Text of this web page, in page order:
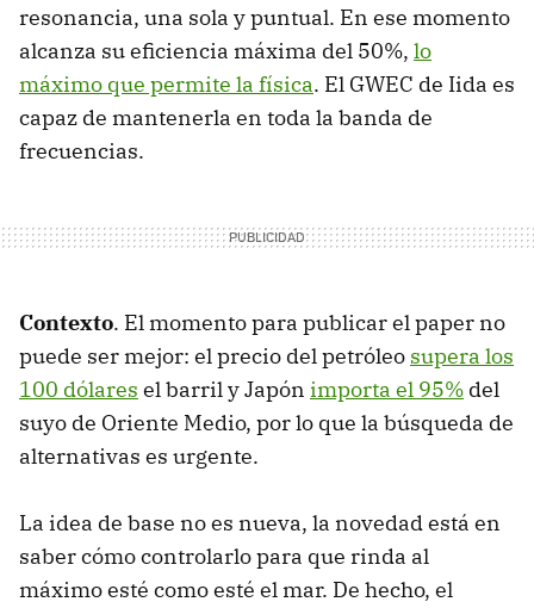
resonancia, una sola y puntual. En ese momento
alcanza su eficiencia máxima del 50%, lo
máximo que permite la física. El GWEC de Iida es
capaz de mantenerla en toda la banda de
frecuencias.
Contexto. El momento para publicar el paper no
puede ser mejor: el precio del petróleo supera los
100 dólares el barril y Japón importa el 95% del
suyo de Oriente Medio, por lo que la búsqueda de
alternativas es urgente.
La idea de base no es nueva, la novedad está en
saber cómo controlarlo para que rinda al
máximo esté como esté el mar. De hecho, el